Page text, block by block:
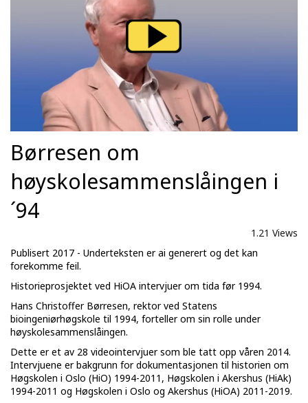
Børresen om
høyskolesammenslåingen i
´94
1.21 Views
Publisert 2017 - Underteksten er ai generert og det kan
forekomme feil.
Historieprosjektet ved HiOA intervjuer om tida før 1994.
Hans Christoffer Børresen, rektor ved Statens
bioingeniørhøgskole til 1994, forteller om sin rolle under
høyskolesammenslåingen.
Dette er et av 28 videointervjuer som ble tatt opp våren 2014.
Intervjuene er bakgrunn for dokumentasjonen til historien om
Høgskolen i Oslo (HiO) 1994-2011, Høgskolen i Akershus (HiAk)
1994-2011 og Høgskolen i Oslo og Akershus (HiOA) 2011-2019.